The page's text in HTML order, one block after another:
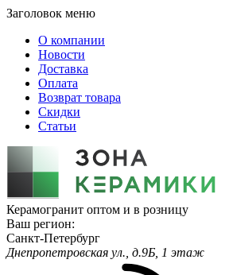
Заголовок меню
О компании
Новости
Доставка
Оплата
Возврат товара
Скидки
Статьи
Керамогранит оптом и в розницу
Ваш регион:
Санкт-Петербург
Днепропетровская ул., д.9Б, 1 этаж